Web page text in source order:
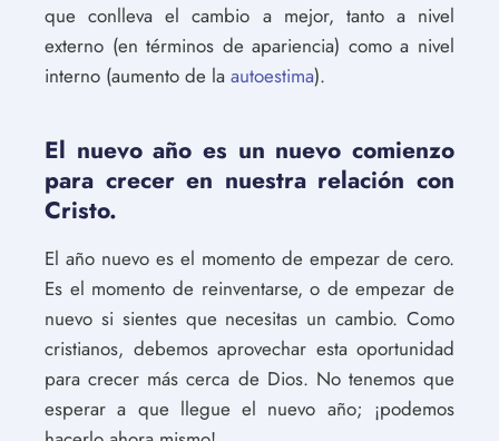
que conlleva el cambio a mejor, tanto a nivel
externo (en términos de apariencia) como a nivel
interno (aumento de la autoestima).
El nuevo año es un nuevo comienzo
para crecer en nuestra relación con
Cristo.
El año nuevo es el momento de empezar de cero.
Es el momento de reinventarse, o de empezar de
nuevo si sientes que necesitas un cambio. Como
cristianos, debemos aprovechar esta oportunidad
para crecer más cerca de Dios. No tenemos que
esperar a que llegue el nuevo año; ¡podemos